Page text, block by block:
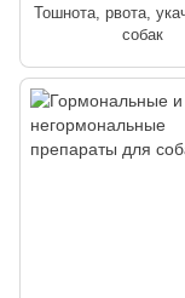
Тошнота, рвота,
собак